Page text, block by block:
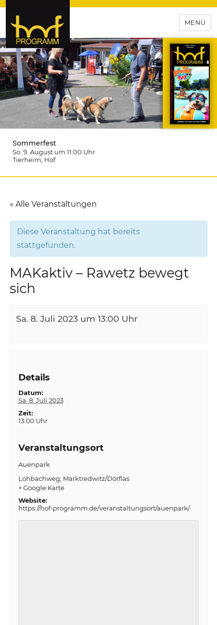
hof-programm – das
Veranstaltungsportal für
Hochfranken
MENÜ
Sommerfest
So. 9. August um 11:00 Uhr
Tierheim , Hof
« Alle Veranstaltungen
Diese Veranstaltung hat bereits
stattgefunden.
MAKaktiv – Rawetz bewegt
sich
Sa. 8. Juli 2023 um 13:00 Uhr
Details
Datum:
Sa. 8. Juli 2023
Zeit:
13:00 Uhr
Veranstaltungsort
Auenpark
Lohbachweg Marktredwitz/Dörflas
+ Google Karte
Website:
https://hof-programm.de/veranstaltungsort/auenpark/